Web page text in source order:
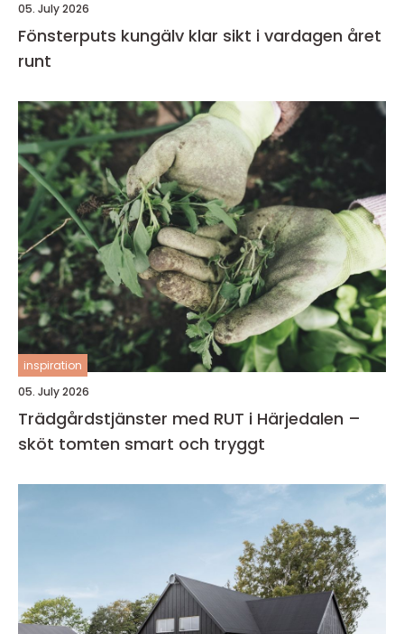
05. July 2026
Fönsterputs kungälv klar sikt i vardagen året
runt
inspiration
05. July 2026
Trädgårdstjänster med RUT i Härjedalen –
sköt tomten smart och tryggt